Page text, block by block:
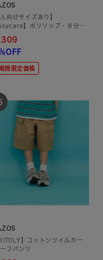
人向けサイズあり】
】ポリリップ・８分丈
間限定価格
】コットンツイルカー
フパンツ